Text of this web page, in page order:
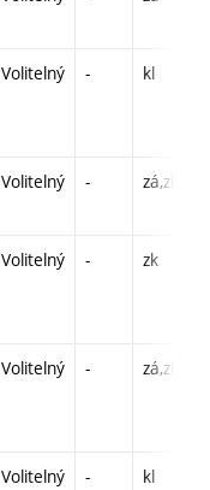
Volitelný - kl
Volitelný - zá,zk
Volitelný - zk
Volitelný - zá,zk
Volitelný - kl